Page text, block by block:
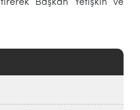
Başkan Yetişkin ve